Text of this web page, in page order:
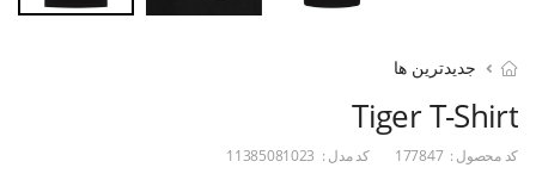
جدیدترین ها
Tiger T-Shirt
کد محصول : 177847 کد مدل : 11385081023